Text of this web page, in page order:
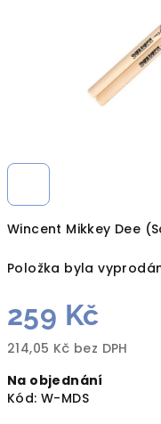
Wincent Mikkey Dee
Položka byla
259 Kč
214,05 Kč bez DPH
cena:
Na objednání
Kód: W-MDS